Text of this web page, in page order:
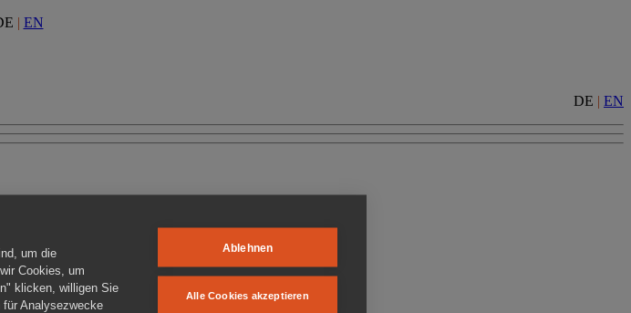
| EN
DE | EN
um die
Cookies, um
klicken, willigen Sie
für Analysezwecke
Ablehnen
Alle Cookies akzeptieren